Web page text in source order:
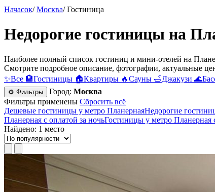
Начасок/ Москва/ Гостиница
Недорогие гостиницы на
Наиболее полный список гостиниц и мини-отелей на
Смотрите подробное описание, фотографии, актуальные
✨Все 🏨Гостиницы 🏠Квартиры 🔥Сауны 🛁Джакузи 🌊
⚙ Фильтры Город: Москва
Фильтры применены Сбросить всё
Дешевые гостиницы у метро ПланернаяНедорогие
Планерная с оплатой за ночьГостиницы у метро Планерная
Найдено: 1 место